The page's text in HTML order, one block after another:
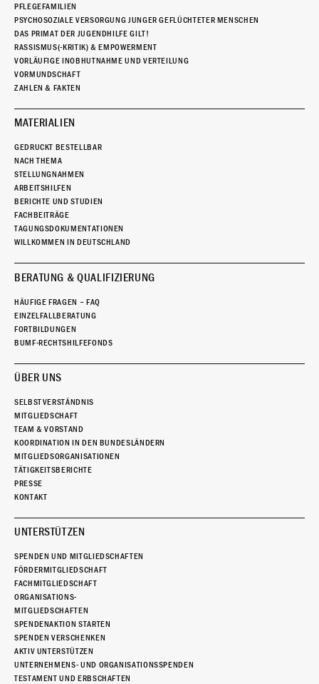
PFLEGEFAMILIEN
PSYCHOSOZIALE VERSORGUNG JUNGER GEFLÜCHTETER MENSCHEN
DAS PRIMAT DER JUGENDHILFE GILT!
RASSISMUS(-KRITIK) & EMPOWERMENT
VORLÄUFIGE INOBHUTNAHME UND VERTEILUNG
VORMUNDSCHAFT
ZAHLEN & FAKTEN
MATERIALIEN
GEDRUCKT BESTELLBAR
NACH THEMA
STELLUNGNAHMEN
ARBEITSHILFEN
BERICHTE UND STUDIEN
FACHBEITRÄGE
TAGUNGSDOKUMENTATIONEN
WILLKOMMEN IN DEUTSCHLAND
BERATUNG & QUALIFIZIERUNG
HÄUFIGE FRAGEN – FAQ
EINZELFALLBERATUNG
FORTBILDUNGEN
BUMF-RECHTSHILFEFONDS
ÜBER UNS
SELBSTVERSTÄNDNIS
MITGLIEDSCHAFT
TEAM & VORSTAND
KOORDINATION IN DEN BUNDESLÄNDERN
MITGLIEDSORGANISATIONEN
TÄTIGKEITSBERICHTE
PRESSE
KONTAKT
UNTERSTÜTZEN
SPENDEN UND MITGLIEDSCHAFTEN
FÖRDERMITGLIEDSCHAFT
FACHMITGLIEDSCHAFT
ORGANISATIONS-
MITGLIEDSCHAFTEN
SPENDENAKTION STARTEN
SPENDEN VERSCHENKEN
AKTIV UNTERSTÜTZEN
UNTERNEHMENS- UND ORGANISATIONSSPENDEN
TESTAMENT UND ERBSCHAFTEN